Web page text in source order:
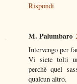
Rispondi
M. Palumbaro
Intervengo per
Vi siete tolti
perchè quel
qualcun altro.